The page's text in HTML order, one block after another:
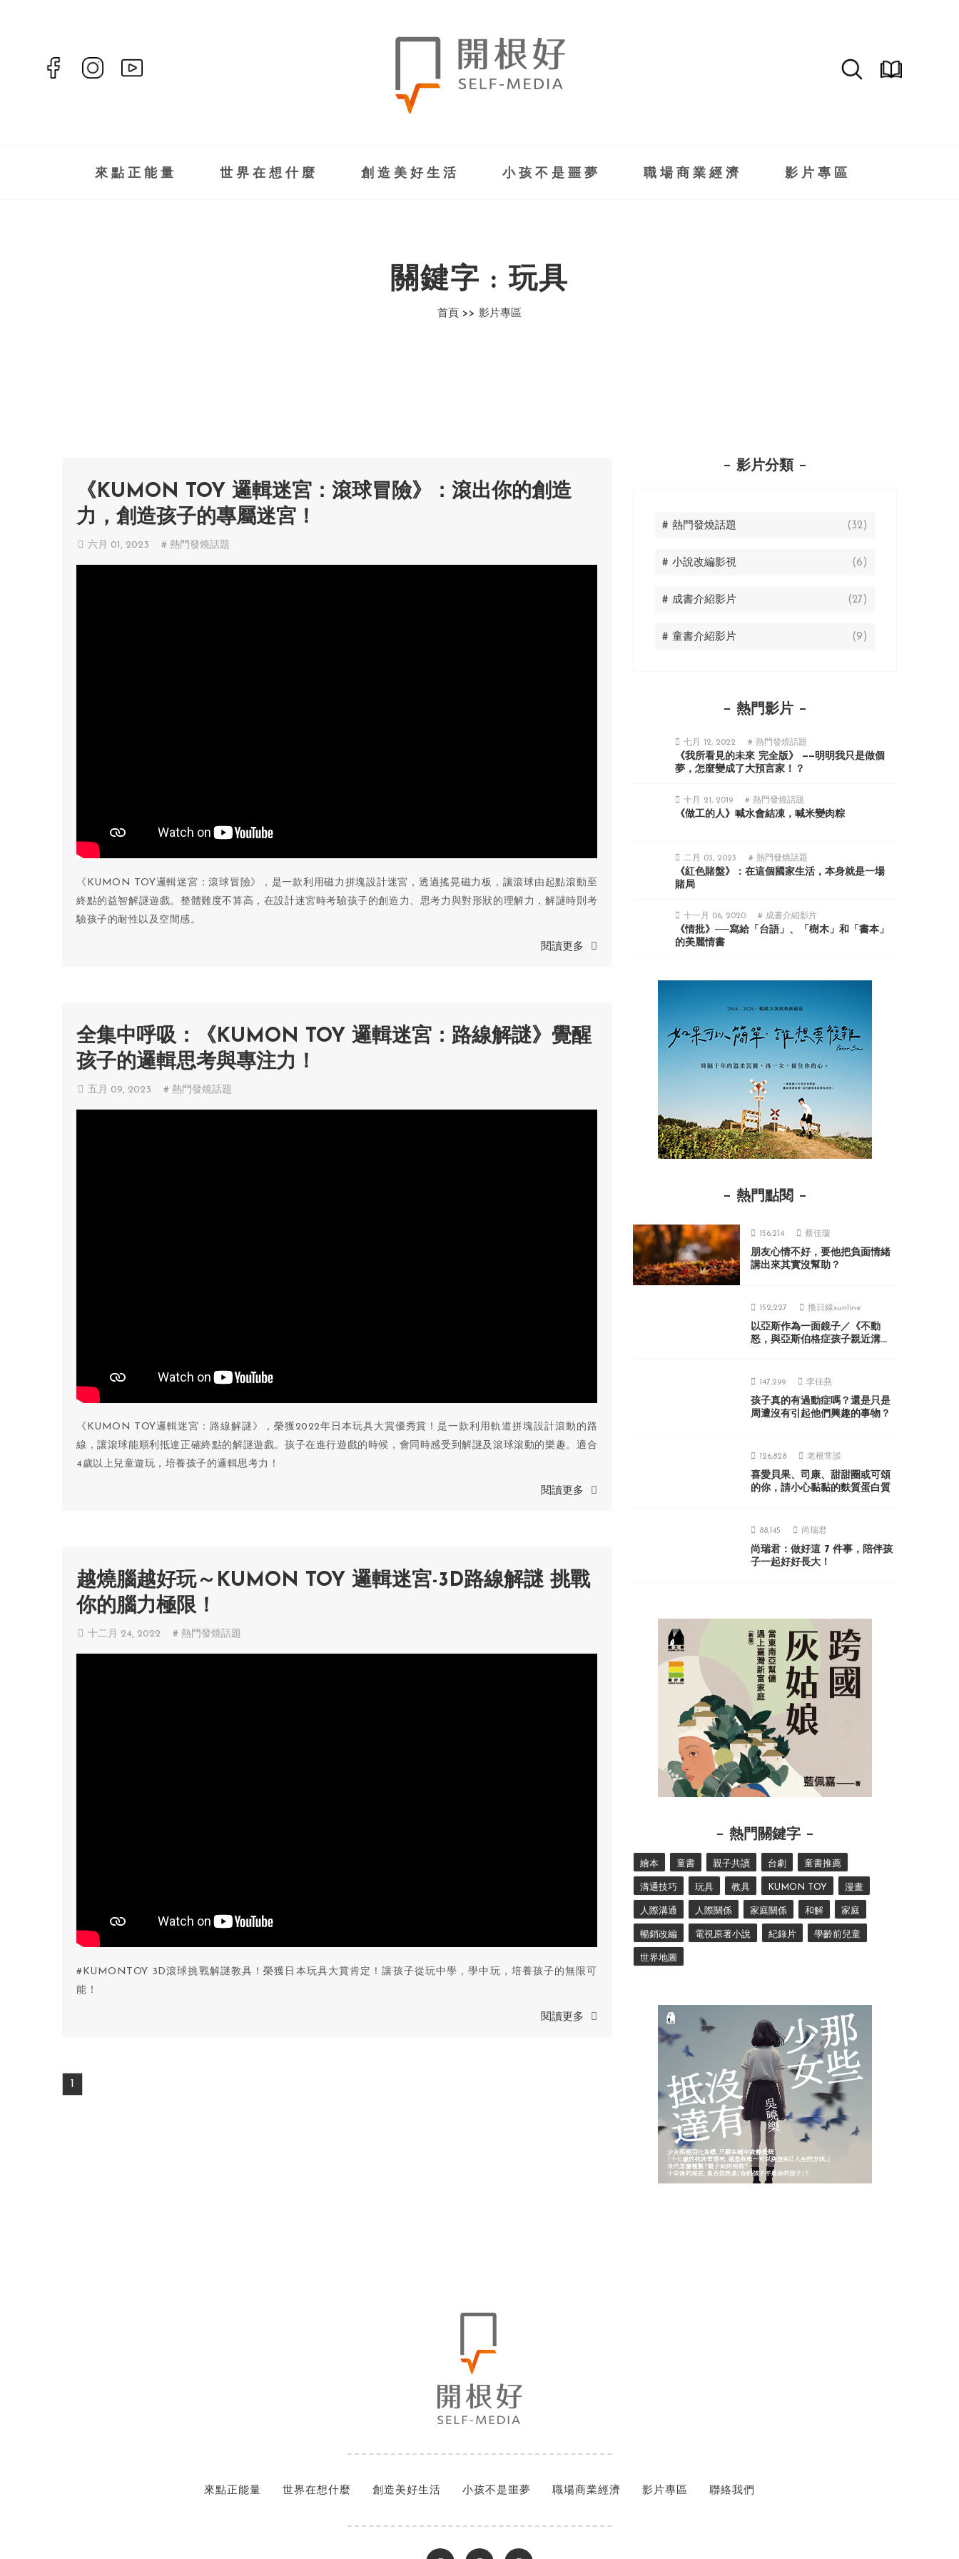
來點正能量 世界在想什麼 創造美好生活 小孩不是噩夢 職場商業經濟 影片專區
關鍵字 : 玩具
首頁 >> 影片專區
《KUMON TOY 邏輯迷宮：滾球冒險》：滾出你的創造
力，創造孩子的專屬迷宮！
六月 01, 2023 # 熱門發燒話題
《KUMON TOY邏輯迷宮：滾球冒險》，是一款利用磁力拼塊設計迷宮，透過搖晃磁力板，讓滾球由起點滾動至
終點的益智解謎遊戲。整體難度不算高，在設計迷宮時考驗孩子的創造力、思考力與對形狀的理解力，解謎時則考
驗孩子的耐性以及空間感。
閱讀更多
全集中呼吸：《KUMON TOY 邏輯迷宮：路線解謎》覺醒
孩子的邏輯思考與專注力！
五月 09, 2023 # 熱門發燒話題
《KUMON TOY邏輯迷宮：路線解謎》，榮獲2022年日本玩具大賞優秀賞！是一款利用軌道拼塊設計滾動的路
線，讓滾球能順利抵達正確終點的解謎遊戲。孩子在進行遊戲的時候，會同時感受到解謎及滾球滾動的樂趣。適合
4歲以上兒童遊玩，培養孩子的邏輯思考力！
閱讀更多
越燒腦越好玩～KUMON TOY 邏輯迷宮-3D路線解謎 挑戰
你的腦力極限！
十二月 24, 2022 # 熱門發燒話題
#KUMONTOY 3D滾球挑戰解謎教具！榮獲日本玩具大賞肯定！讓孩子從玩中學，學中玩，培養孩子的無限可
能！
閱讀更多
1
影片分類
# 熱門發燒話題 (32)
# 小說改編影視 (6)
# 成書介紹影片 (27)
# 童書介紹影片 (9)
熱門影片
七月 12, 2022 # 熱門發燒話題
《我所看見的未來 完全版》 ——明明我只是做個
夢，怎麼變成了大預言家！？
十月 21, 2019 # 熱門發燒話題
《做工的人》喊水會結凍，喊米變肉粽
二月 03, 2023 # 熱門發燒話題
《紅色賭盤》：在這個國家生活，本身就是一場
賭局
十一月 06, 2020 # 成書介紹影片
《情批》──寫給「台語」、「樹木」和「書本」
的美麗情書
熱門點閱
156,214 蔡佳璇
朋友心情不好，要他把負面情緒
講出來其實沒幫助？
152,227 換日線sunline
以亞斯作為一面鏡子／《不動
怒，與亞斯伯格症孩子親近溝
147,299 李佳燕
孩子真的有過動症嗎？還是只是
周遭沒有引起他們興趣的事物？
126,828 老根常談
喜愛貝果、司康、甜甜圈或可頌
的你，請小心黏黏的麩質蛋白質
88,145 尚瑞君
尚瑞君：做好這 7 件事，陪伴孩
子一起好好長大！
熱門關鍵字
繪本 童書 親子共讀 台劇 童書推薦
溝通技巧 玩具 教具 KUMON TOY 漫畫
人際溝通 人際關係 家庭關係 和解 家庭
暢銷改編 電視原著小說 紀錄片 學齡前兒童
世界地圖
來點正能量 世界在想什麼 創造美好生活 小孩不是噩夢 職場商業經濟 影片專區 聯絡我們